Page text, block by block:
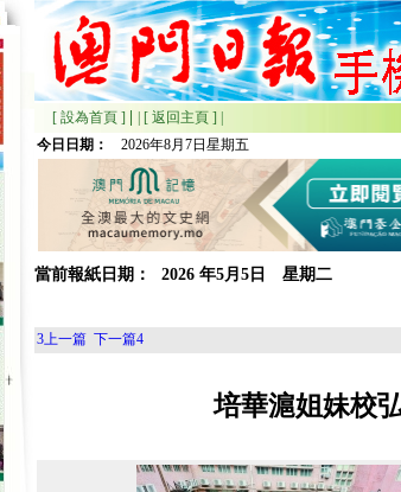
[ 設為首頁 ] [ 返回主頁 ]
今日日期：
2026年8月7日星期五
當前報紙日期： 2026 年5月 5日 星期二
3上一篇 下一篇4
培華滬姐妹校